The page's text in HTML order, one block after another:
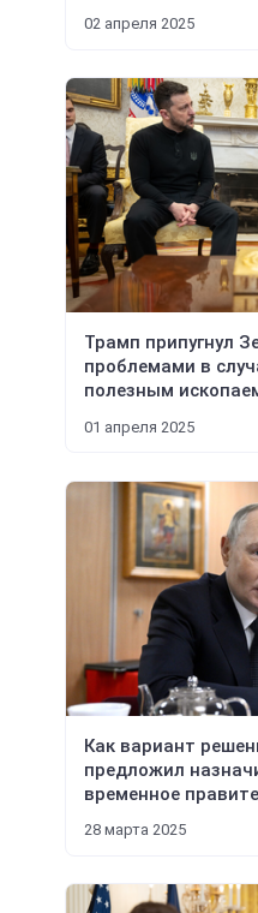
02 апреля 2025
Трамп припугнул
проблемами в
полезным
01 апреля 2025
Как вариант
предложил
временное
28 марта 2025